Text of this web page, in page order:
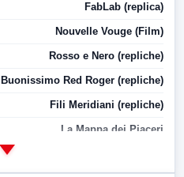
FabLab (replica)
Nouvelle Vouge (Film)
Rosso e Nero (repliche)
Buonissimo Red Roger (repliche)
Fili Meridiani (repliche)
La Mappa dei Piaceri